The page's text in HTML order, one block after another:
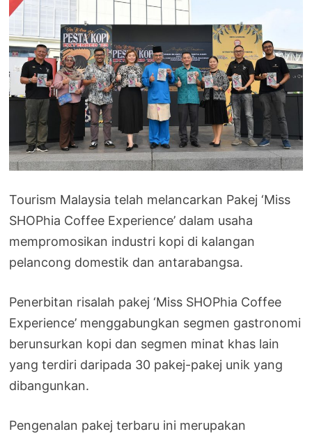
Tourism Malaysia telah melancarkan Pakej ‘Miss
SHOPhia Coffee Experience’ dalam usaha
mempromosikan industri kopi di kalangan
pelancong domestik dan antarabangsa.
Penerbitan risalah pakej ‘Miss SHOPhia Coffee
Experience’ menggabungkan segmen gastronomi
berunsurkan kopi dan segmen minat khas lain
yang terdiri daripada 30 pakej-pakej unik yang
dibangunkan.
Pengenalan pakej terbaru ini merupakan